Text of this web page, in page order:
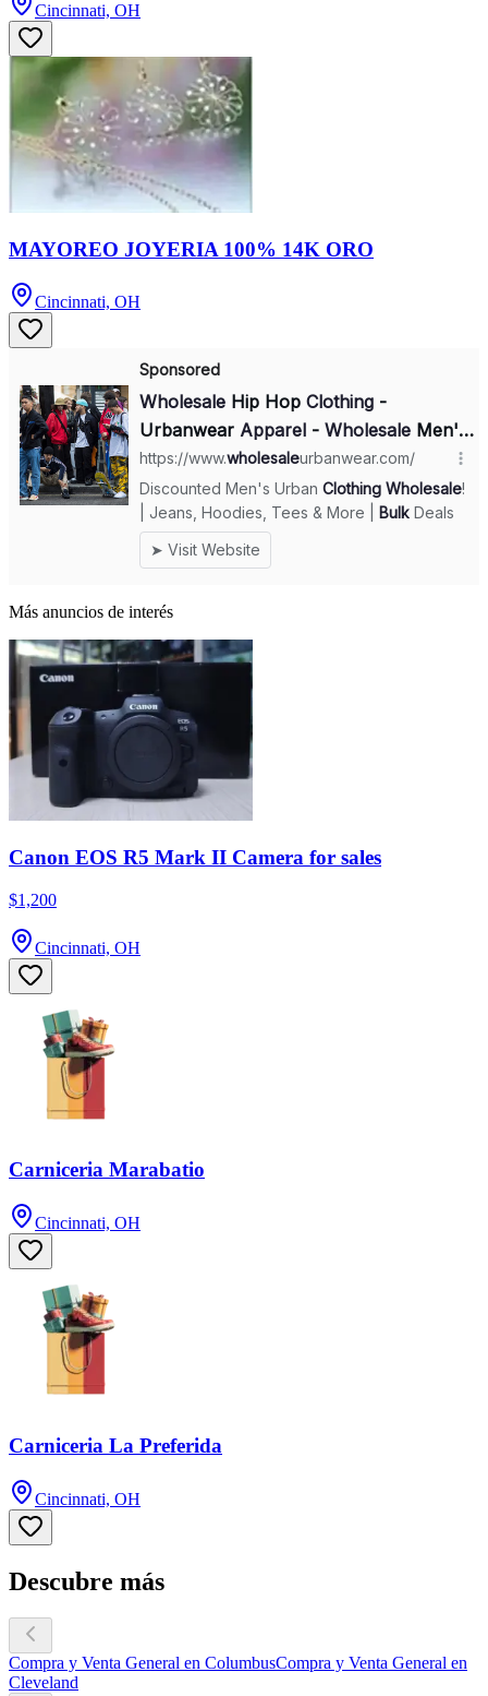
Cincinnati, OH
MAYOREO JOYERIA 100% 14K ORO
Cincinnati, OH
Más anuncios de interés
Canon EOS R5 Mark II Camera for sales
$1,200
Cincinnati, OH
Carniceria Marabatio
Cincinnati, OH
Carniceria La Preferida
Cincinnati, OH
Descubre más
Compra y Venta General en ColumbusCompra y Venta General en
Cleveland